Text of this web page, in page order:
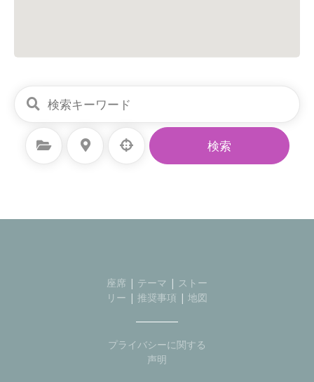
カテゴリーを選択 検索
座席 | テーマ | ストー
リー | 推奨事項 | 地図
プライバシーに関する
声明